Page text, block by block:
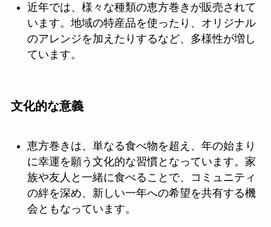
近年では、様々な種類の恵方巻きが販売されて
います。地域の特産品を使ったり、オリジナル
のアレンジを加えたりするなど、多様性が増し
ています。
文化的な意義
恵方巻きは、単なる食べ物を超え、年の始まり
に幸運を願う文化的な習慣となっています。家
族や友人と一緒に食べることで、コミュニティ
の絆を深め、新しい一年への希望を共有する機
会ともなっています。